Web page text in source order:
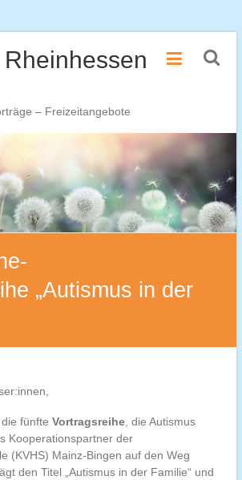
– Freizeitangebote
„Autismus in der
fünfte Vortragsreihe, die Autismus
Kooperationspartner der
(KVHS) Mainz-Bingen auf den Weg
den Titel „Autismus in der Familie“ und